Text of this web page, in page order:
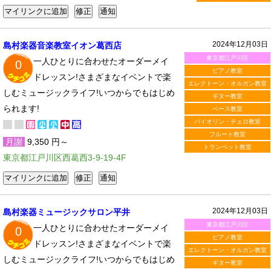
2024年12月03日
東京都江戸川区
ピアノ教室
エレクトーン・オルガン教室
ギター教室
ベース教室
バイオリン・チェロ教室
フルート教室
トランペット教室
島村楽器音楽教室イオン葛西店
0
一人ひとりに合わせたオーダーメイ
ドレッスン!さまざまなイベントで楽
しむミュージックライフ!いつからでもはじめ
られます!
月謝 9,350 円～
東京都江戸川区西葛西3-9-19-4F
2024年12月03日
東京都江戸川区
ピアノ教室
エレクトーン・オルガン教室
ギター教室
島村楽器ミュージックサロン平井
0
一人ひとりに合わせたオーダーメイ
ドレッスン!さまざまなイベントで楽
しむミュージックライフ!いつからでもはじめ